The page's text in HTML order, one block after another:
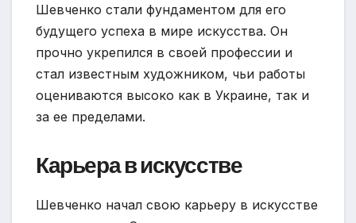
Шевченко стали фундаментом для его
будущего успеха в мире искусства. Он
прочно укрепился в своей профессии и
стал известным художником, чьи работы
оцениваются высоко как в Украине, так и
за ее пределами.
Карьера в искусстве
Шевченко начал свою карьеру в искусстве